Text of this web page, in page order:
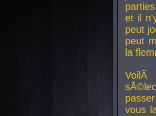
et il
peut
peut
la
vous